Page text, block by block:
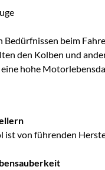
Bedürfnissen beim
den Kolben und
hohe
ist von führenden